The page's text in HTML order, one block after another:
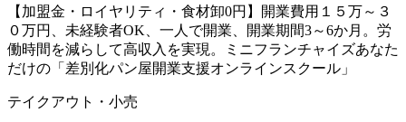
【加盟金・ロイヤリティ・食材卸0円】開業費用１５万～３
０万円、未経験者OK、一人で開業、開業期間3～6か月。労
働時間を減らして高収入を実現。ミニフランチャイズあなた
だけの「差別化パン屋開業支援オンラインスクール」
テイクアウト・小売